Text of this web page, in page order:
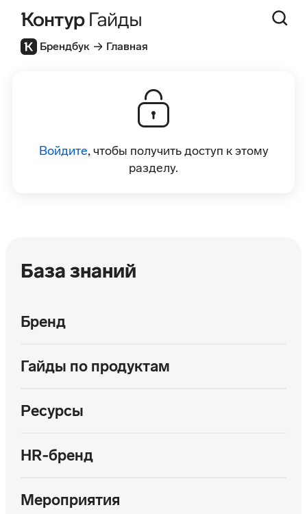
Брендбук Главная
Войдите, чтобы получить доступ к этому
разделу.
База знаний
Бренд
Гайды по продуктам
Ресурсы
HR‑бренд
Мероприятия